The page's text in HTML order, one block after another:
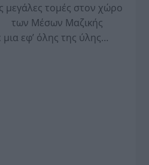
μεγάλες τομές στον χώρο
των Μέσων Μαζικής
εφ’ όλης της ύλης